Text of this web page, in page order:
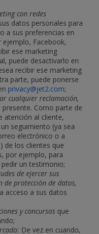
con redes
datos personales para
a sus preferencias en
ejemplo, Facebook,
ese marketing
puede desactivarlo en
recibir ese marketing
parte, puede ponerse
privacy@jet2.com;
cualquier reclamación,
presente. Como parte de
atención al cliente,
seguimiento (ya sea
electrónico o a
de los clientes que
por ejemplo, para
un testimonio;
de ejercer sus
de protección de datos,
acceso a sus datos
y concursos que
De vez en cuando,